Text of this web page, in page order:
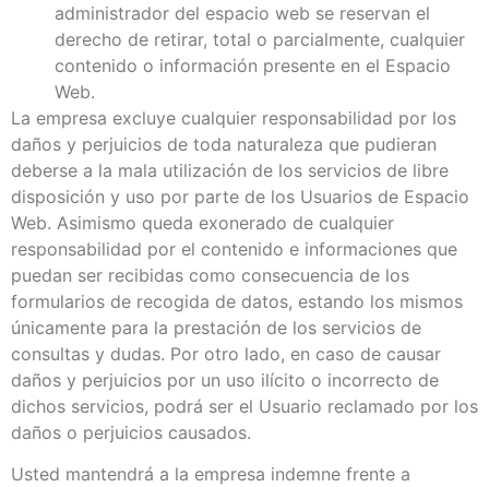
administrador del espacio web se reservan el
derecho de retirar, total o parcialmente, cualquier
contenido o información presente en el Espacio
Web.
La empresa excluye cualquier responsabilidad por los
daños y perjuicios de toda naturaleza que pudieran
deberse a la mala utilización de los servicios de libre
disposición y uso por parte de los Usuarios de Espacio
Web. Asimismo queda exonerado de cualquier
responsabilidad por el contenido e informaciones que
puedan ser recibidas como consecuencia de los
formularios de recogida de datos, estando los mismos
únicamente para la prestación de los servicios de
consultas y dudas. Por otro lado, en caso de causar
daños y perjuicios por un uso ilícito o incorrecto de
dichos servicios, podrá ser el Usuario reclamado por los
daños o perjuicios causados.
Usted mantendrá a la empresa indemne frente a